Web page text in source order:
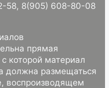
58, 8(905) 608-80-08
прямая
которой материал
должна размещаться
воспроизводящем